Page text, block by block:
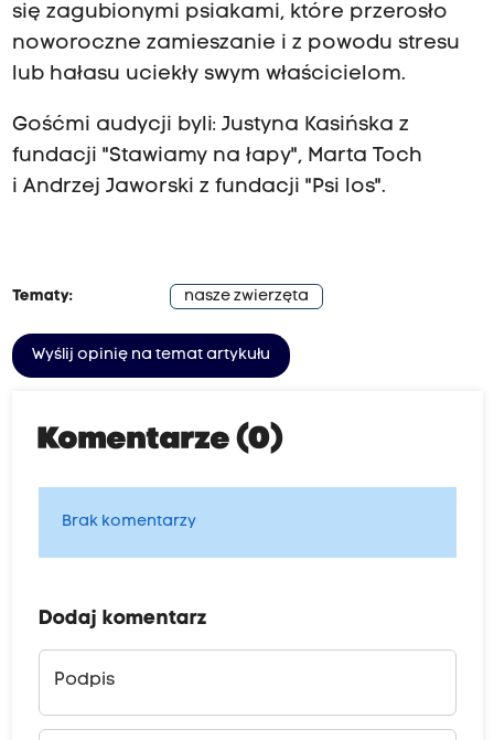
się zagubionymi psiakami, które przerosło
noworoczne zamieszanie i z powodu stresu
lub hałasu uciekły swym właścicielom.
Gośćmi audycji byli: Justyna Kasińska z
fundacji "Stawiamy na łapy", Marta Toch
i Andrzej Jaworski z fundacji "Psi los".
Tematy: nasze zwierzęta
Wyślij opinię na temat artykułu
Komentarze (0)
Brak komentarzy
Dodaj komentarz
Podpis